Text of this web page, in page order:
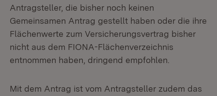
Antragsteller, die bisher noch keinen
Gemeinsamen Antrag gestellt haben oder die ihre
Flächenwerte zum Versicherungsvertrag bisher
nicht aus dem FIONA-Flächenverzeichnis
entnommen haben, dringend empfohlen.
Mit dem Antrag ist vom Antragsteller zudem das